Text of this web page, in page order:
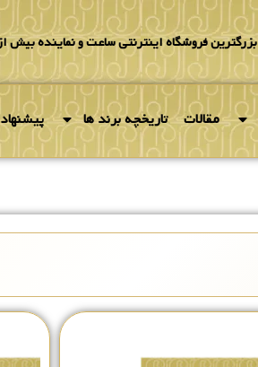
فروشگاه اینترنتی ساعت و نماینده
مقالات تاریخچه برند ها